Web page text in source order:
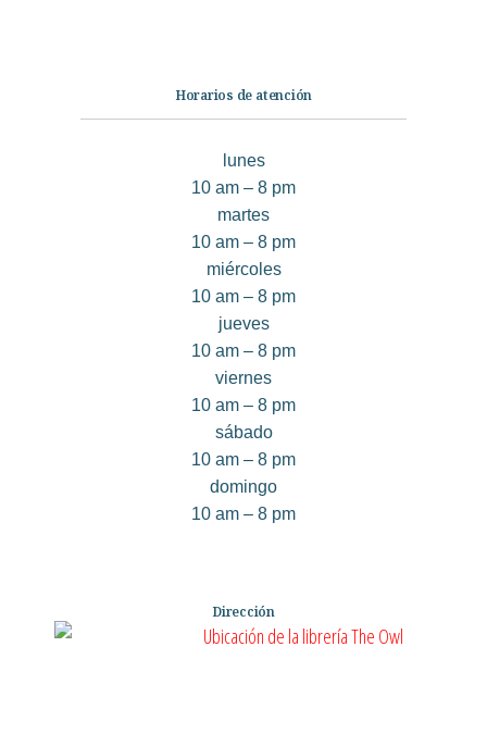
Horarios de atención
lunes
10 am – 8 pm
martes
10 am – 8 pm
miércoles
10 am – 8 pm
jueves
10 am – 8 pm
viernes
10 am – 8 pm
sábado
10 am – 8 pm
domingo
10 am – 8 pm
Dirección